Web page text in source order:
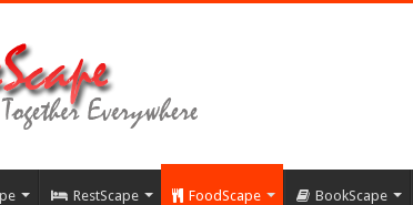
RestScape FoodScape BookScape